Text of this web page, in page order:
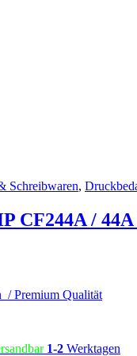
Schreibwaren,
CF244A /
/ Premium Qualität
1-2 Werktagen